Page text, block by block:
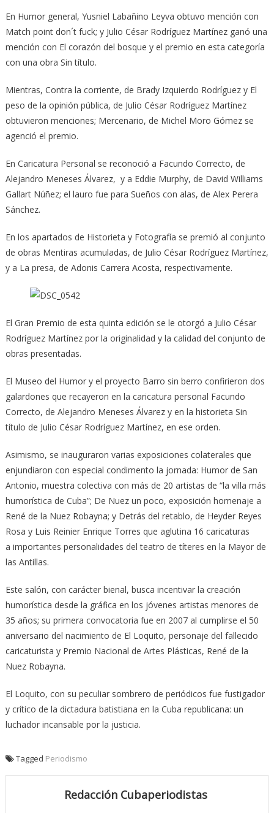
En Humor general, Yusniel Labañino Leyva obtuvo mención con
Match point don´t fuck; y Julio César Rodríguez Martínez ganó una
mención con El corazón del bosque y el premio en esta categoría
con una obra Sin título.
Mientras, Contra la corriente, de Brady Izquierdo Rodríguez y El
peso de la opinión pública, de Julio César Rodríguez Martínez
obtuvieron menciones; Mercenario, de Michel Moro Gómez se
agenció el premio.
En Caricatura Personal se reconoció a Facundo Correcto, de
Alejandro Meneses Álvarez, y a Eddie Murphy, de David Williams
Gallart Núñez; el lauro fue para Sueños con alas, de Alex Perera
Sánchez.
En los apartados de Historieta y Fotografía se premió al conjunto
de obras Mentiras acumuladas, de Julio César Rodríguez Martínez,
y a La presa, de Adonis Carrera Acosta, respectivamente.
El Gran Premio de esta quinta edición se le otorgó a Julio César
Rodríguez Martínez por la originalidad y la calidad del conjunto de
obras presentadas.
El Museo del Humor y el proyecto Barro sin berro confirieron dos
galardones que recayeron en la caricatura personal Facundo
Correcto, de Alejandro Meneses Álvarez y en la historieta Sin
título de Julio César Rodríguez Martínez, en ese orden.
Asimismo, se inauguraron varias exposiciones colaterales que
enjundiaron con especial condimento la jornada: Humor de San
Antonio, muestra colectiva con más de 20 artistas de “la villa más
humorística de Cuba”; De Nuez un poco, exposición homenaje a
René de la Nuez Robayna; y Detrás del retablo, de Heyder Reyes
Rosa y Luis Reinier Enrique Torres que aglutina 16 caricaturas
a importantes personalidades del teatro de títeres en la Mayor de
las Antillas.
Este salón, con carácter bienal, busca incentivar la creación
humorística desde la gráfica en los jóvenes artistas menores de
35 años; su primera convocatoria fue en 2007 al cumplirse el 50
aniversario del nacimiento de El Loquito, personaje del fallecido
caricaturista y Premio Nacional de Artes Plásticas, René de la
Nuez Robayna.
El Loquito, con su peculiar sombrero de periódicos fue fustigador
y crítico de la dictadura batistiana en la Cuba republicana: un
luchador incansable por la justicia.
Tagged Periodismo
Redacción Cubaperiodistas